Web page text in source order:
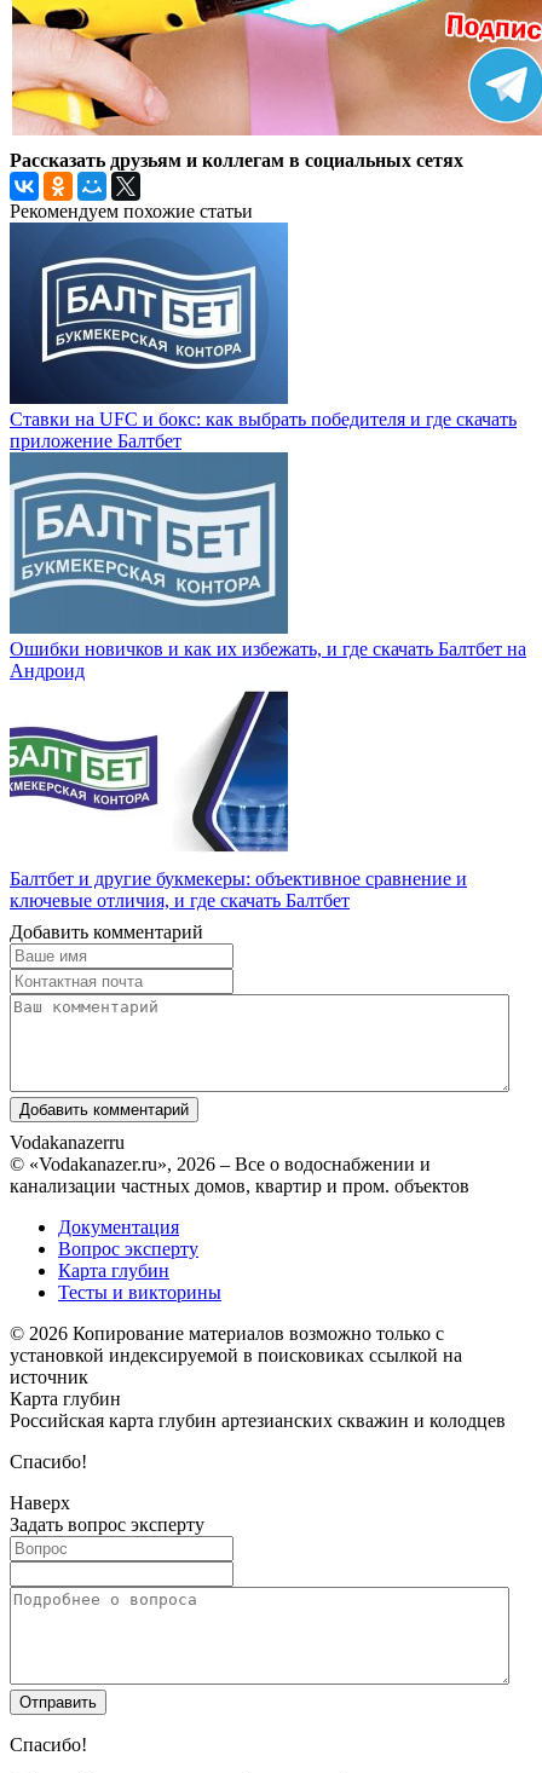
Рассказать друзьям и коллегам в социальных сетях
Рекомендуем похожие статьи
Ставки на UFC и бокс: как выбрать победителя и где скачать
приложение Балтбет
Ошибки новичков и как их избежать, и где скачать Балтбет на
Андроид
Балтбет и другие букмекеры: объективное сравнение и
ключевые отличия, и где скачать Балтбет
Добавить комментарий
Vodakanazerru
© «Vodakanazer.ru», 2026 – Все о водоснабжении и
канализации частных домов, квартир и пром. объектов
Документация
Вопрос эксперту
Карта глубин
Тесты и викторины
© 2026 Копирование материалов возможно только с
установкой индексируемой в поисковиках ссылкой на
источник
Карта глубин
Российская карта глубин артезианских скважин и колодцев
Спасибо!
Наверх
Задать вопрос эксперту
Спасибо!